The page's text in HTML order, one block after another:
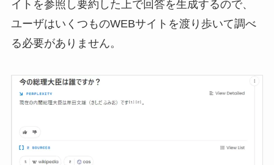
イトを参照し要約した上で回答を生成するので、
ユーザはいくつものWEBサイトを渡り歩いて調べ
る必要がありません。